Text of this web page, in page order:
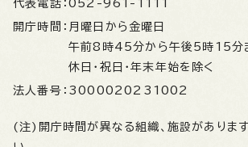
代表電話： 052-961-1111
開庁時間： 月曜日から金曜日
午前8時45分から午後5時15分
休日・祝日・年末年始を除く
法人番号： 3000020231002
(注)開庁時間が異なる組織、施設がありま